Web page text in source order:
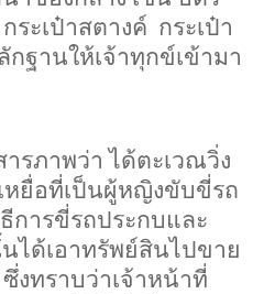
ระเป๋าสตางค์ กระเป๋า
กฐานให้เจ้าทุกข์เข้ามา
รภาพว่า ได้ตะเวณวิ่ง
หยื่อที่เป็นผู้หญิงขับขี่รถ
การขี่รถประกบและ
ได้เอาทรัพย์สินไปขาย
ซึ่งทราบว่าเจ้าหน้าที่